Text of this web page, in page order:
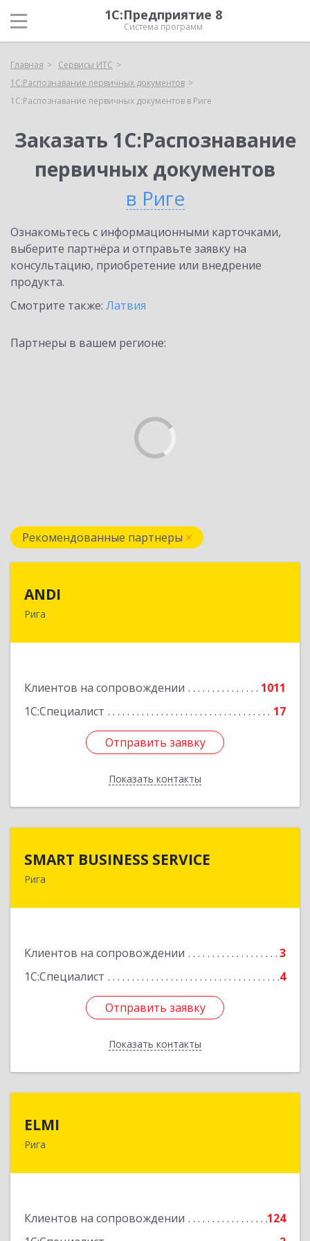
1С:Предприятие 8
Система программ
Главная
Сервисы ИТС
1С:Распознавание первичных документов
1С:Распознавание первичных документов в Риге
Заказать 1С:Распознавание
первичных документов
в Риге
Ознакомьтесь с информационными карточками,
выберите партнёра и отправьте заявку на
консультацию, приобретение или внедрение
продукта.
Смотрите также: Латвия
Партнеры в вашем регионе:
Рекомендованные партнеры
ANDI
Рига
Клиентов на сопровождении
1011
1С:Специалист
17
Отправить заявку
Показать контакты
Отправить заявку
Назад
SMART BUSINESS SERVICE
Рига
Клиентов на сопровождении
3
1С:Специалист
4
Отправить заявку
Показать контакты
Отправить заявку
Назад
ELMI
Рига
Клиентов на сопровождении
124